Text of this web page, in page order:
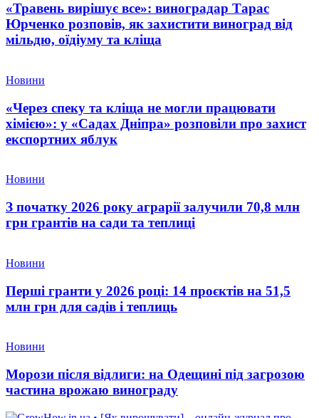
«Травень вирішує все»: виноградар Тарас
Юрченко розповів, як захистити виноград від
мільдю, оїдіуму та кліща
Новини
«Через спеку та кліща не могли працювати
хімією»: у «Садах Дніпра» розповіли про захист
експортних яблук
Новини
З початку 2026 року аграрії залучили 70,8 млн
грн грантів на сади та теплиці
Новини
Перші гранти у 2026 році: 14 проєктів на 51,5
млн грн для садів і теплиць
Новини
Морози після відлиги: на Одещині під загрозою
частина врожаю винограду